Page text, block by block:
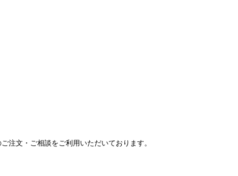
注文・ご相談をご利用いただいております。